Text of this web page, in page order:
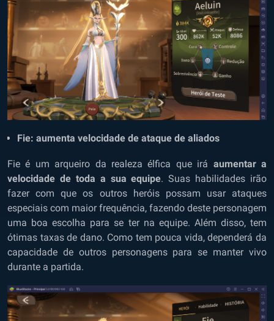
Fie: aumenta velocidade de ataque de aliados
Fie é um arqueiro da realeza élfica que irá aumentar a
velocidade de toda a sua equipe. Suas habilidades irão
fazer com que os outros heróis possam usar ataques
especiais com maior frequência, fazendo deste personagem
uma boa escolha para se ter na equipe. Além disso, tem
ótimas taxas de dano. Como tem pouca vida, dependerá da
capacidade de outros personagens para se manter vivo
durante a partida.